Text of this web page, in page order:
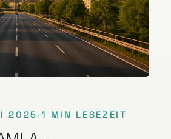
2025·1 MIN LESEZEIT